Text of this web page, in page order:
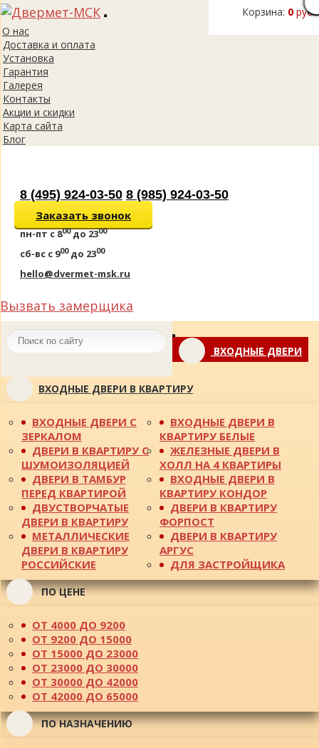
Корзина: 0 руб.
Toggle
О нас
Доставка и оплата
Установка
Гарантия
Галерея
Контакты
Акции и скидки
Карта сайта
Блог
8 (495) 924-03-50 8 (985) 924-03-50
Заказать звонок
пн-пт с 800до 2300
сб-вс с 900до 2300
hello@dvermet-msk.ru
Вызвать замерщика
Toggle
navigationВХОДНЫЕ ДВЕРИ
ВХОДНЫЕ ДВЕРИ В КВАРТИРУ
ВХОДНЫЕ ДВЕРИ С
ЗЕРКАЛОМ
ДВЕРИ В КВАРТИРУ С
ШУМОИЗОЛЯЦИЕЙ
ДВЕРИ В ТАМБУР
ПЕРЕД КВАРТИРОЙ
ДВУСТВОРЧАТЫЕ
ДВЕРИ В КВАРТИРУ
МЕТАЛЛИЧЕСКИЕ
ДВЕРИ В КВАРТИРУ
РОССИЙСКИЕ
ВХОДНЫЕ ДВЕРИ В
КВАРТИРУ БЕЛЫЕ
ЖЕЛЕЗНЫЕ ДВЕРИ В
ХОЛЛ НА 4 КВАРТИРЫ
ВХОДНЫЕ ДВЕРИ В
КВАРТИРУ КОНДОР
ДВЕРИ В КВАРТИРУ
ФОРПОСТ
ДВЕРИ В КВАРТИРУ
АРГУС
ДЛЯ ЗАСТРОЙЩИКА
ПО ЦЕНЕ
ОТ 4000 ДО 9200
ОТ 9200 ДО 15000
ОТ 15000 ДО 23000
ОТ 23000 ДО 30000
ОТ 30000 ДО 42000
ОТ 42000 ДО 65000
ПО НАЗНАЧЕНИЮ